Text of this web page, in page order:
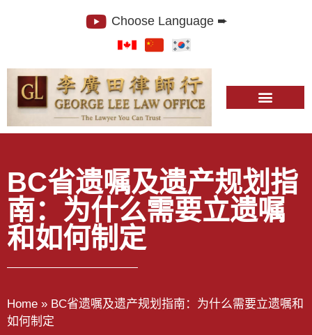
Choose Language ➨
BC省遗嘱及遗产规划指
南：为什么需要立遗嘱
和如何制定
Home » BC省遗嘱及遗产规划指南：为什么需要立遗嘱和
如何制定